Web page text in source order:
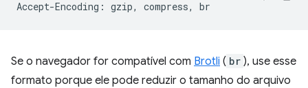
Se o navegador for compatível com Brotli ( br ), use esse
formato porque ele pode reduzir o tamanho do arquivo